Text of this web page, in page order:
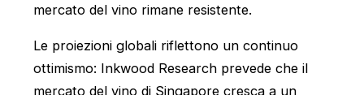
mercato del vino rimane resistente.
Le proiezioni globali riflettono un continuo
ottimismo: Inkwood Research prevede che il
mercato del vino di Singapore cresca a un